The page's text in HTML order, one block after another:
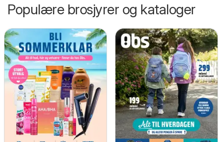
Populære brosjyrer og kataloger